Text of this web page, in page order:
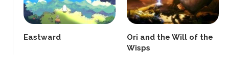
Eastward
Ori and the Will of the
Wisps